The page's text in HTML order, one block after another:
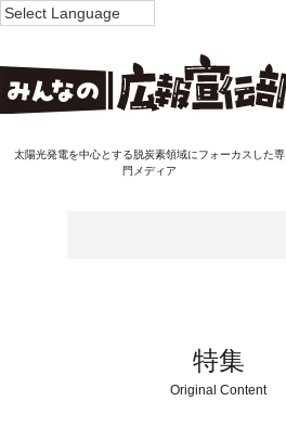
太陽光発電を中心とする脱炭素領域にフォーカスした専
門メディア
特集
Original Content